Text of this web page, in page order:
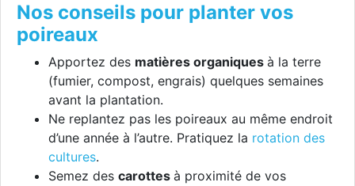
Nos conseils pour planter vos
poireaux
Apportez des matières organiques à la terre
(fumier, compost, engrais) quelques semaines
avant la plantation.
Ne replantez pas les poireaux au même endroit
d’une année à l’autre. Pratiquez la rotation des
cultures.
Semez des carottes à proximité de vos